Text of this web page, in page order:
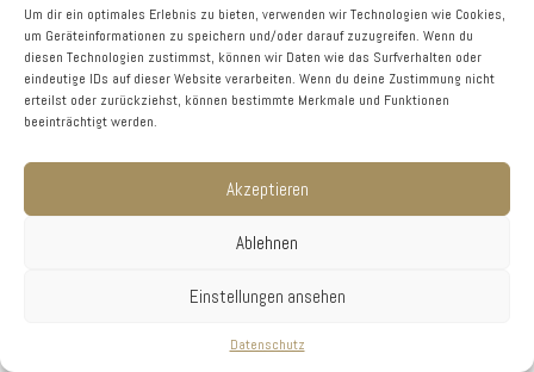
Um dir ein optimales Erlebnis zu bieten, verwenden wir Technologien wie Cookies,
um Geräteinformationen zu speichern und/oder darauf zuzugreifen. Wenn du
diesen Technologien zustimmst, können wir Daten wie das Surfverhalten oder
eindeutige IDs auf dieser Website verarbeiten. Wenn du deine Zustimmung nicht
erteilst oder zurückziehst, können bestimmte Merkmale und Funktionen
beeinträchtigt werden.
Akzeptieren
Ablehnen
Einstellungen ansehen
Datenschutz